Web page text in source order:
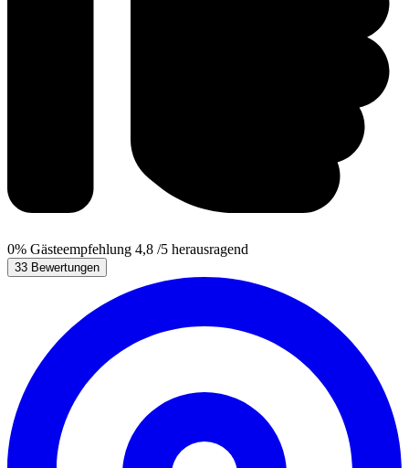
0% Gästeempfehlung 4,8 /5 herausragend
33 Bewertungen